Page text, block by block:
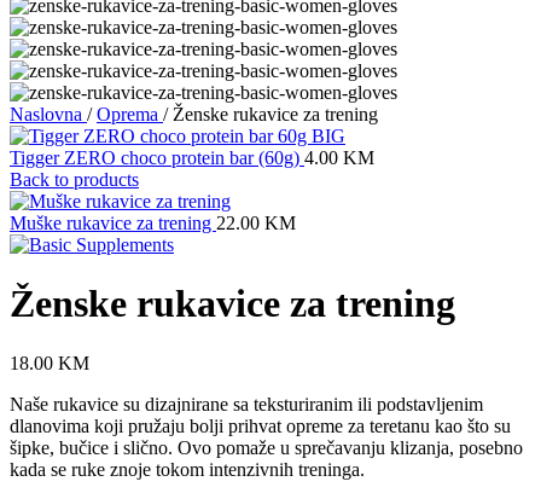
Naslovna / Oprema / Ženske rukavice za trening
Tigger ZERO choco protein bar (60g) 4.00 KM
Back to products
Muške rukavice za trening 22.00 KM
Ženske rukavice za trening
18.00 KM
Naše rukavice su dizajnirane sa teksturiranim ili podstavljenim
dlanovima koji pružaju bolji prihvat opreme za teretanu kao što su
šipke, bučice i slično. Ovo pomaže u sprečavanju klizanja, posebno
kada se ruke znoje tokom intenzivnih treninga.